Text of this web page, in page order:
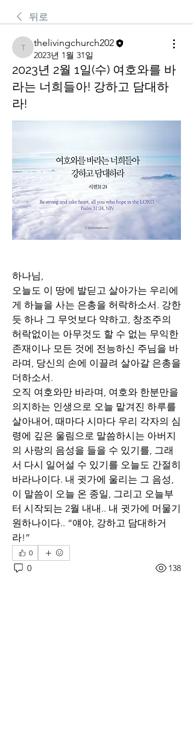
뒤로
thelivingchurch202
thelivingchurch202
2023년 1월 31일
2023년 2월 1일(수) 여호와를 바
라는 너희들아! 강하고 담대하
라!
하나님,
오늘도 이 땅에 발딛고 살아가는 우리에
게 하늘을 사는 은총을 허락하소서. 강한
듯 하나 그 무엇보다 약하고, 창조주의
허락없이는 아무것도 할 수 없는 무익한
존재이나 모든 것에 전능하신 주님을 바
라며, 당신의 손에 이끌려 살아갈 은총을
더하소서.
오직 여호와만 바라며, 여호와 한분만을
의지하는 인생으로 오늘 맡겨진 하루를
살아내어, 때마다 시마다 우리 각자의 심
령에 깊은 울림으로 말씀하시는 아버지
의 사랑의 음성을 들을 수 있기를, 그래
서 다시 일어설 수 있기를 오늘도 간절히
바라나이다. 내 귓가에 울리는 그 음성,
이 말씀이 오늘 온 종일, 그리고 오늘부
터 시작되는 2월 내내.. 내 귓가에 머물기
원하나이다.. “얘야, 강하고 담대하거
라!”
0
0 138